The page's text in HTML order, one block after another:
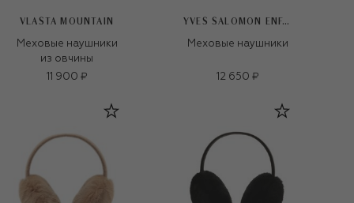
VLASTA MOUNTAIN
Меховые наушники
из овчины
11 900 ₽
YVES SALOMON ENFANT
Меховые наушники
12 650 ₽